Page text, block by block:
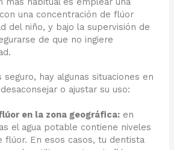
una concentración de flúor
del niño, y bajo la supervisión de
de que no ingiere
hay algunas situaciones en
o ajustar su uso:
en la zona geográfica: en
el agua potable contiene niveles
flúor. En esos casos, tu dentista